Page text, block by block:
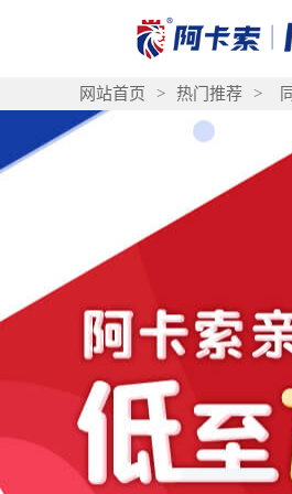
网站首页 > 热门推荐 >